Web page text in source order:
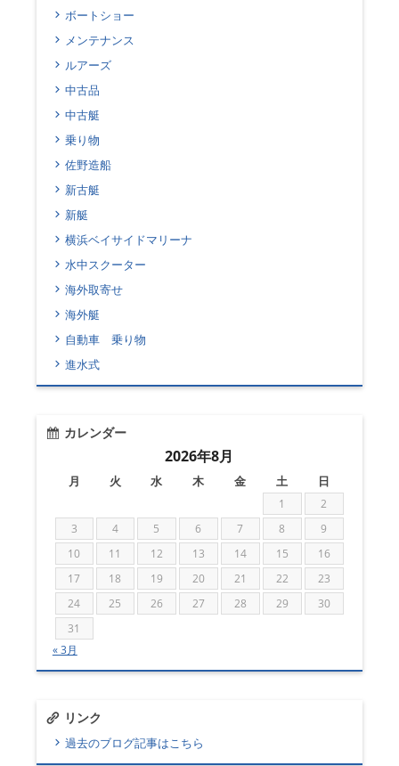
ボートショー
メンテナンス
ルアーズ
中古品
中古艇
乗り物
佐野造船
新古艇
新艇
横浜ベイサイドマリーナ
水中スクーター
海外取寄せ
海外艇
自動車 乗り物
進水式
カレンダー
2026年8月
月 火 水 木 金 土 日
1
2
3
4 5 6 7 8
9
10
11 12 13 14 15
16
17
18 19 20 21 22
23
24
25 26 27 28 29
30
31
« 3月
リンク
過去のブログ記事はこちら